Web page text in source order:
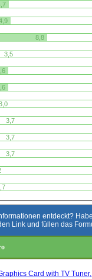
8,8
3,5
3,7
3,7
3,7
entdeckt?
Link und füllen das
Card with TV